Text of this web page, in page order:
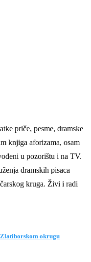
priče, pesme, dramske
knjiga aforizama, osam
u pozorištu i na TV.
dramskih pisaca
kruga. Živi i radi
okrugu